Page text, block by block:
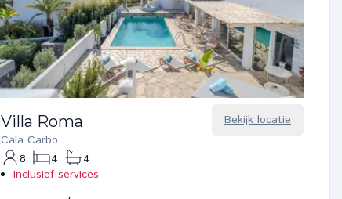
Bekijk locatie
Villa Roma
Cala Carbo
8
4
4
Inclusief services